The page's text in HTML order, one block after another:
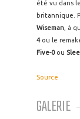
été vu dans
britannique.
Wiseman , à
4ou le
Five-0ou
Source
GALERIE